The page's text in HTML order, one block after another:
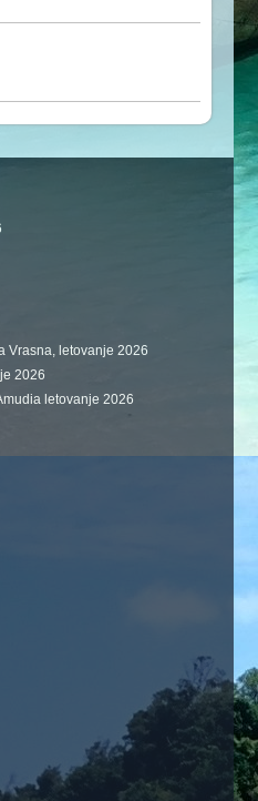
Vrasna, letovanje 2026
2026
letovanje 2026